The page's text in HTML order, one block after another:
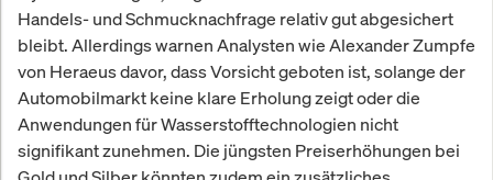
Handels- und Schmucknachfrage relativ gut abgesichert
bleibt. Allerdings warnen Analysten wie Alexander Zumpfe
von Heraeus davor, dass Vorsicht geboten ist, solange der
Automobilmarkt keine klare Erholung zeigt oder die
Anwendungen für Wasserstofftechnologien nicht
signifikant zunehmen. Die jüngsten Preiserhöhungen bei